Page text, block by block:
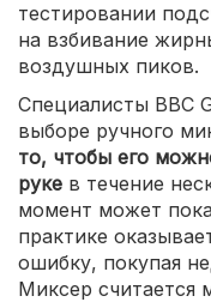
тестировании
на взбивание
воздушных пиков.
Специалисты BBC
выборе ручного
то, чтобы его
руке в течение
момент может
практике
ошибку, покупая
Миксер считается